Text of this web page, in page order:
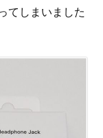
てしまいました